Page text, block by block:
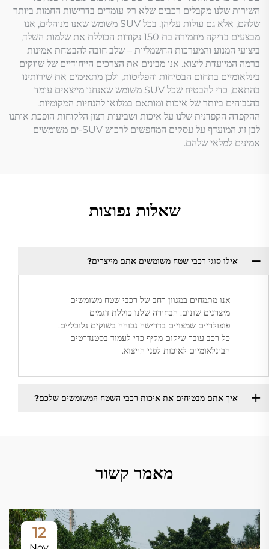
השירות שלנו מקבלים רכבים שלא רק עומדים בדרישות החמות ביותר
שלהם, אלא גם עולות עליהן. בכל SUV משומש שאנו מנוהלים, אנו
מבצעים בדיקה מחמירה בת 150 נקודות הכוללת את שלמות השלד,
ביצועי המנוע והמערכות החשמליות – שלב חובה להבטחת אמינות
ברמה המיועדת ליצוא. אנו מבינים את הצרכים הייחודיים של שווקים
בינלאומיים בתחום הבטיחות והפליטות, ולכן מתאימים את שירותינו
בהתאם, כדי להבטיח שכל SUV משומש שאנחנו מייצאים עומד
בהגבוהים ביותר של איכות ומותאם במלואו להנחיות המקומיות.
ההקפדה הקפדנית שלנו על איכות ושביעות רצון הלקוחות הופכת אותנו
לבן זוג המועדף על עסקים המחפשים לרכוש SUV-ים משומשים
אמינים למלאי שלהם.
שאלות נפוצות
אילו סוגי רכבי שטח משומשים אתם מייצרים?
אנו מתמחים במגוון רחב של רכבי שטח משומשים
מיצרנים שונים. הבחירה שלנו כוללת דגמים
פופולריים שמצויים בדרישה גבוהה בשוקים גלובליים.
כל רכב עובר שיקום מקיף כדי לעמוד בסטנדרטים
הבינלאומיים לאיכות לפני הייצוא.
איך אתם מבטיחים את איכות רכבי השטח המשומשים שלכם?
מאמר קשור
12